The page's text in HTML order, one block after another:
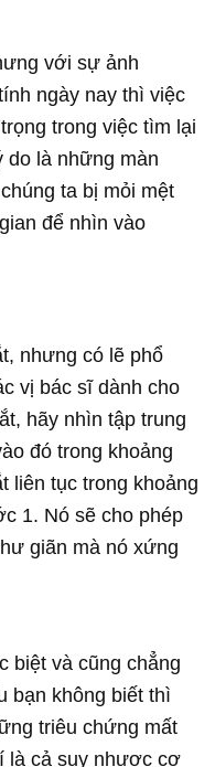
với sự ảnh
ngày nay thì việc
trong việc tìm lại
do là những màn
ta bị mỏi mệt
để nhìn vào
nhưng có lẽ phổ
vị bác sĩ dành cho
hãy nhìn tập trung
đó trong khoảng
liên tục trong khoảng
1. Nó sẽ cho phép
giãn mà nó xứng
biệt và cũng chẳng
bạn không biết thì
triêu chứng mất
là cả suy nhược cơ